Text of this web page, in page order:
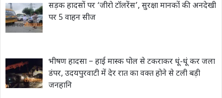
सड़क हादसों पर ‘जीरो टॉलरेंस’, सुरक्षा मानकों की अनदेखी
पर 5 वाहन सीज
भीषण हादसा – हाई मास्क पोल से टकराकर धूं-धूं कर जला
डंपर, उदयपुरवाटी में देर रात का वक्त होने से टली बड़ी
जनहानि